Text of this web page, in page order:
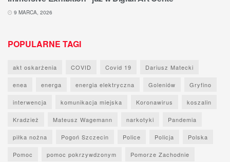
9 MARCA, 2026
POPULARNE TAGI
akt oskarżenia COVID Covid 19 Dariusz Matecki
enea energa energia elektryczna Goleniów Gryfino
interwencja komunikacja miejska Koronawirus koszalin
Kradzież Mateusz Wagemann narkotyki Pandemia
piłka nożna Pogoń Szczecin Police Policja Polska
Pomoc pomoc pokrzywdzonym Pomorze Zachodnie